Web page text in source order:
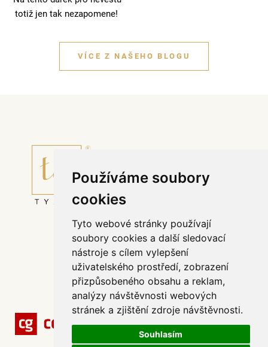
Používáme soubory
cookies
Tyto webové stránky používají
soubory cookies a další sledovací
nástroje s cílem vylepšení
uživatelského prostředí, zobrazení
přizpůsobeného obsahu a reklam,
analýzy návštěvnosti webových
stránek a zjištění zdroje návštěvnosti.
Souhlasím
totiž jen tak nezapomene!
VÍCE Z NAŠEHO BLOGU
Půjčovní řád svatebního salónu TYANO
Affiliate program
Odstoupit od smlouvy
Všeobecné obchodní podmínky
Zpracování dat